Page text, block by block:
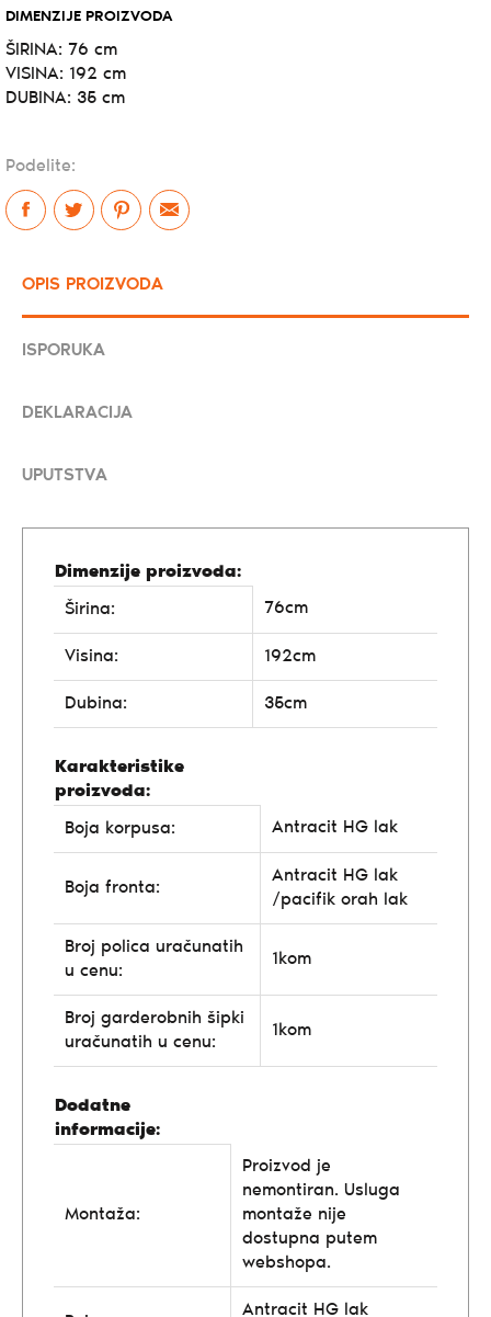
DIMENZIJE PROIZVODA
ŠIRINA: 76 cm
VISINA: 192 cm
DUBINA: 35 cm
Podelite:
OPIS PROIZVODA
ISPORUKA
DEKLARACIJA
UPUTSTVA
Dimenzije proizvoda:
Širina:
76cm
Visina: 192cm
Dubina: 35cm
Karakteristike
proizvoda:
Boja korpusa:
Antracit HG lak
Boja fronta:
Antracit HG lak
/pacifik orah lak
Broj polica uračunatih
u cenu:
1kom
Broj garderobnih šipki
uračunatih u cenu:
1kom
Dodatne
informacije:
Montaža:
Proizvod je
nemontiran. Usluga
montaže nije
dostupna putem
webshopa.
Antracit HG lak